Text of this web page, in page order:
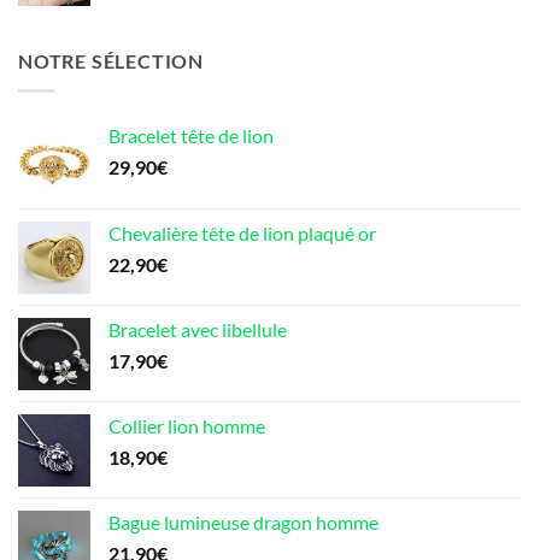
NOTRE SÉLECTION
Bracelet tête de lion
29,90€
Chevalière tête de lion plaqué or
22,90€
Bracelet avec libellule
17,90€
Collier lion homme
18,90€
Bague lumineuse dragon homme
21,90€